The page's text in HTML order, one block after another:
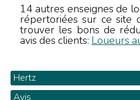
14 autres enseignes de
répertoriées sur ce site
trouver les bons de
avis des clients: Loueurs
Hertz
Avis